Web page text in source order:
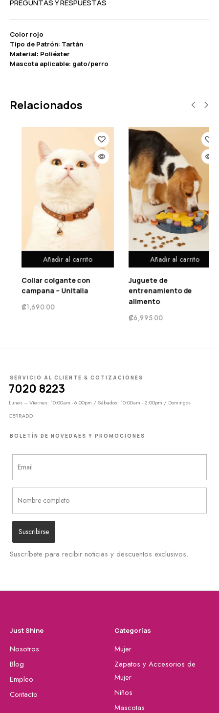
PREGUNTAS Y RESPUESTAS
Color rojo
Tipo de Patrón: Tartán
Material: Poliéster
Mascota aplicable: gato/perro
Relacionados
Añadir al carrito
Juguete de
entrenamiento de
Seleccionar opciones
Pechera de cuadros
correa color rojo
₡5,750.00
SERVICIO AL CLIENTE & COTIZACIONES
7020 8223
Lunes – Viernes: 10:00am - 6:00pm / Sábados: 10:00am - 2:00pm / Domingos
CERRADO
BOLETÍN DE NOVEDAES Y PROMOCIONES
Suscríbete para recibir noticias y descuentos exclusivos.
Just Shine
Nosotros
Blog
Empleo
Contacto
Categorías
Mujer
Zapatos y Accesorios de
Mujer
Niños
Mascotas